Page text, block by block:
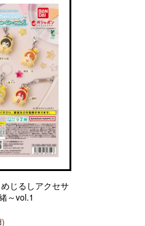
じるしアクセサ
～vol.1